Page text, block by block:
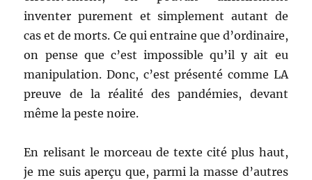
inventer purement et simplement autant de
cas et de morts. Ce qui entraine que d’ordinaire,
on pense que c’est impossible qu’il y ait eu
manipulation. Donc, c’est présenté comme LA
preuve de la réalité des pandémies, devant
même la peste noire.
En relisant le morceau de texte cité plus haut,
je me suis aperçu que, parmi la masse d’autres